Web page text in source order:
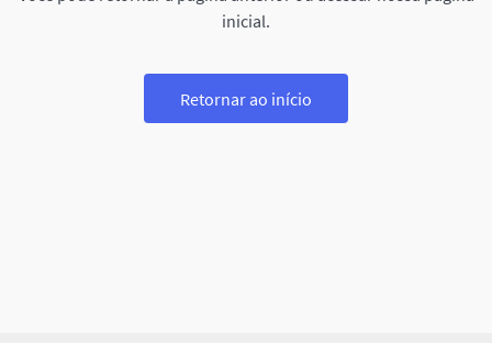
inicial.
Retornar ao início